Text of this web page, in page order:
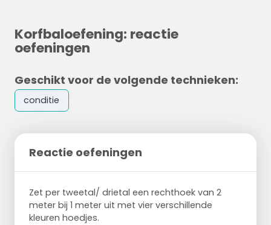
Korfbaloefening: reactie
oefeningen
Geschikt voor de volgende technieken:
conditie
Reactie oefeningen
Zet per tweetal/ drietal een rechthoek van 2
meter bij 1 meter uit met vier verschillende
kleuren hoedjes.